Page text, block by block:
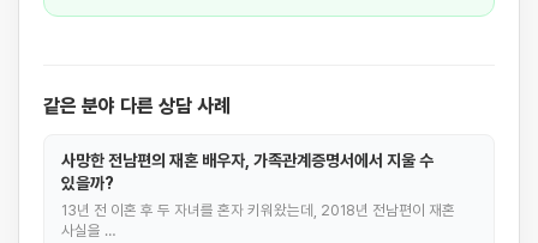
같은 분야 다른 상담 사례
사망한 전남편의 재혼 배우자, 가족관계증명서에서 지울 수
있을까?
13년 전 이혼 후 두 자녀를 혼자 키워왔는데, 2018년 전남편이 재혼
사실을 …